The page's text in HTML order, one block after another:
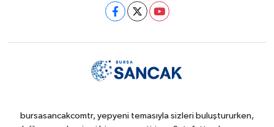
bursasancakcomtr, yepyeni temasıyla sizleri buluştururken,